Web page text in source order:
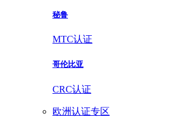
秘鲁
MTC认证
哥伦比亚
CRC认证
欧洲认证专区